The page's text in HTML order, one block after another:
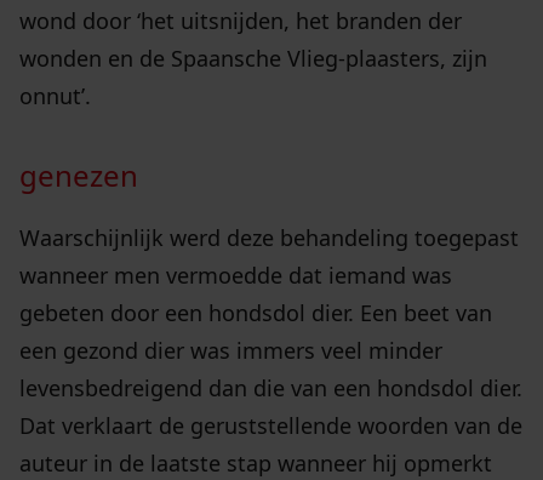
wond door ‘het uitsnijden, het branden der
wonden en de Spaansche Vlieg-plaasters, zijn
onnut’.
genezen
Waarschijnlijk werd deze behandeling toegepast
wanneer men vermoedde dat iemand was
gebeten door een hondsdol dier. Een beet van
een gezond dier was immers veel minder
levensbedreigend dan die van een hondsdol dier.
Dat verklaart de geruststellende woorden van de
auteur in de laatste stap wanneer hij opmerkt